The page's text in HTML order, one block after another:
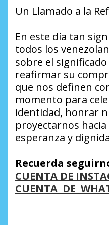
Un Llamado a la
En este día tan
todos los
sobre el
reafirmar su
que nos definen
momento para
identidad, honrar
proyectarnos
esperanza y
Recuerda
CUENTA DE
CUENTA DE